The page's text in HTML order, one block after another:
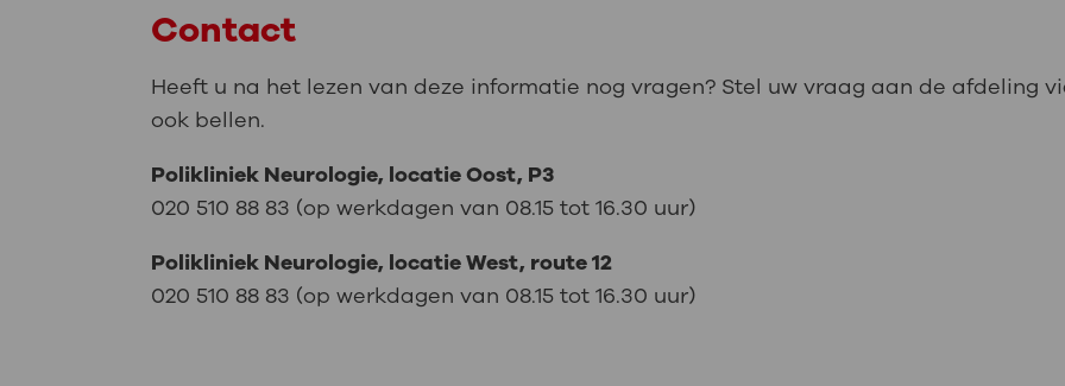
Contact
Heeft u na het lezen van deze informatie nog vragen? Stel uw vraag aan de afdeling
ook bellen.
Polikliniek Neurologie, locatie Oost, P3
020 510 88 83 (op werkdagen van 08.15 tot 16.30 uur)
Polikliniek Neurologie, locatie West, route 12
020 510 88 83 (op werkdagen van 08.15 tot 16.30 uur)